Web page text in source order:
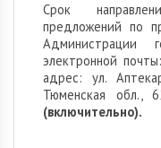
Cрок
предложений по
Администрации
электронной почты:
адрес: ул.
Тюменская обл.,
(включительно).